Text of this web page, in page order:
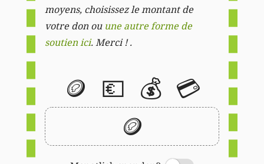
moyens, choisissez le montant de
votre don ou une autre forme de
soutien ici. Merci ! .
🪙 💶 💰 💳
🪙